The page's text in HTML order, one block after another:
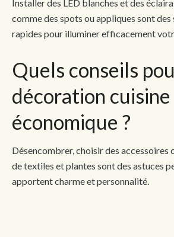
Installer des LED blanches et des
comme des spots ou appliques sont
rapides pour illuminer efficacement
Quels conseils
décoration cuisine
économique ?
Désencombrer, choisir des accessoires
de textiles et plantes sont des astuces
apportent charme et personnalité.